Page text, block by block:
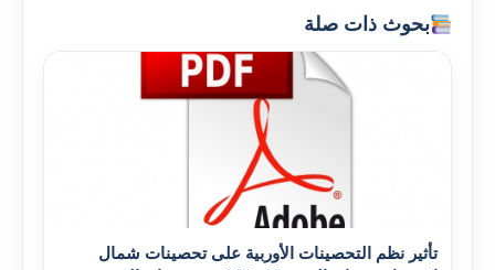
بحوث ذات صلة
تأثير نظم التحصينات الأوربية على تحصينات شمال